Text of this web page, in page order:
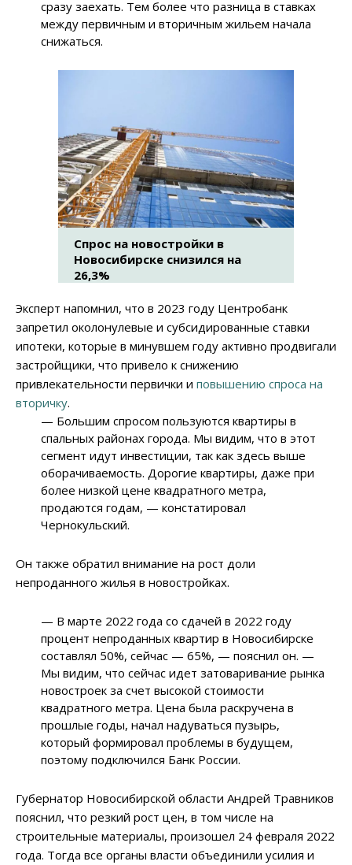
сразу заехать. Тем более что разница в ставках
между первичным и вторичным жильем начала
снижаться.
Спрос на новостройки в
Новосибирске снизился на
26,3%
Эксперт напомнил, что в 2023 году Центробанк
запретил околонулевые и субсидированные ставки
ипотеки, которые в минувшем году активно продвигали
застройщики, что привело к снижению
привлекательности первички и повышению спроса на
вторичку.
— Большим спросом пользуются квартиры в
спальных районах города. Мы видим, что в этот
сегмент идут инвестиции, так как здесь выше
оборачиваемость. Дорогие квартиры, даже при
более низкой цене квадратного метра,
продаются годам, — констатировал
Чернокульский.
Он также обратил внимание на рост доли
непроданного жилья в новостройках.
— В марте 2022 года со сдачей в 2022 году
процент непроданных квартир в Новосибирске
составлял 50%, сейчас — 65%, — пояснил он. —
Мы видим, что сейчас идет затоваривание рынка
новостроек за счет высокой стоимости
квадратного метра. Цена была раскручена в
прошлые годы, начал надуваться пузырь,
который формировал проблемы в будущем,
поэтому подключился Банк России.
Губернатор Новосибирской области Андрей Травников
пояснил, что резкий рост цен, в том числе на
строительные материалы, произошел 24 февраля 2022
года. Тогда все органы власти объединили усилия и